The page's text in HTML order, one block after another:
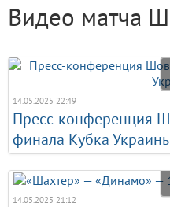
Видео матча
14.05.2025 22:49
Пресс-конференция
финала Кубка
14.05.2025 21:12